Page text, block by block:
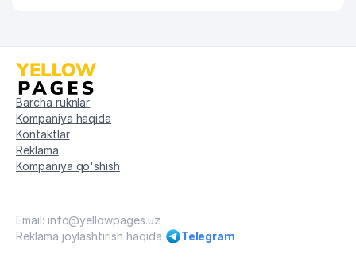
MChJ
64 BARTREST SERVIS MChJ
65
TOSHKENT FARMATSEVTIKA
INSTITUTI
66
68 HELLO ASIA TOUR MChJ
Barcha ruknlar
Kompaniya haqida
Kontaktlar
Reklama
Kompaniya qo'shish
Email: info@yellowpages.uz
Reklama joylashtirish haqida
Telegram